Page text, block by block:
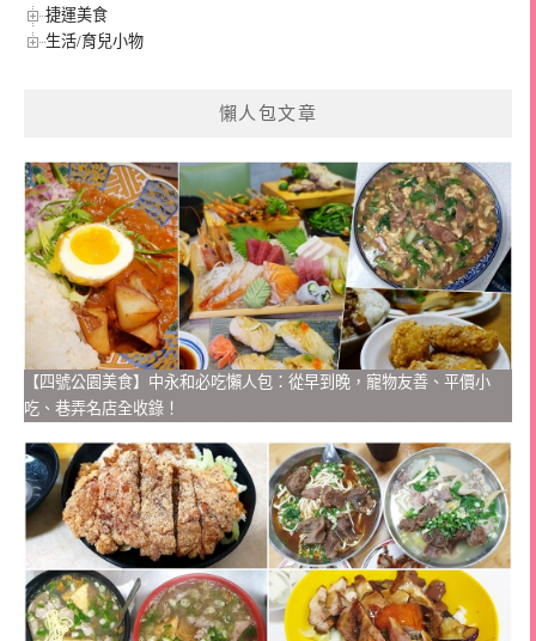
捷運美食
生活/育兒小物
懶人包文章
【四號公園美食】中永和必吃懶人包：從早到晚，寵物友善、平價小
吃、巷弄名店全收錄！